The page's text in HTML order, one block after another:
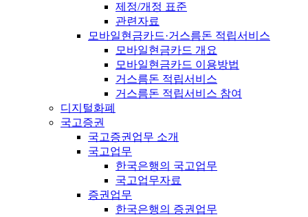
제정/개정 표준
관련자료
모바일현금카드·거스름돈 적립서비스
모바일현금카드 개요
모바일현금카드 이용방법
거스름돈 적립서비스
거스름돈 적립서비스 참여
디지털화폐
국고증권
국고증권업무 소개
국고업무
한국은행의 국고업무
국고업무자료
증권업무
한국은행의 증권업무